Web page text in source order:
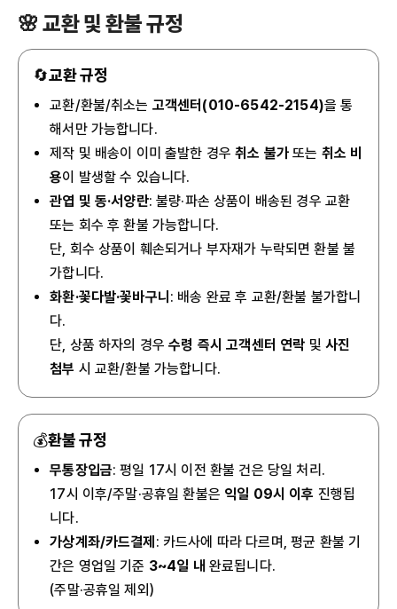
🌸 교환 및 환불 규정
🔄교환 규정
교환/환불/취소는 고객센터(010-6542-2154)을 통
해서만 가능합니다.
제작 및 배송이 이미 출발한 경우취소 불가 또는 취소 비
용이 발생할 수 있습니다.
관엽 및 동·서양란: 불량·파손 상품이 배송된 경우 교환
또는 회수 후 환불 가능합니다.
단, 회수 상품이 훼손되거나 부자재가 누락되면 환불 불
가합니다.
화환·꽃다발·꽃바구니 : 배송 완료 후 교환/환불 불가합니
다.
단, 상품 하자의 경우수령 즉시 고객센터 연락 및 사진
첨부 시 교환/환불 가능합니다.
💰환불 규정
무통장입금: 평일 17시 이전 환불 건은 당일 처리.
17시 이후/주말·공휴일 환불은 익일 09시 이후 진행됩
니다.
가상계좌/카드결제 : 카드사에 따라 다르며, 평균 환불 기
간은 영업일 기준 3~4일 내 완료됩니다.
(주말·공휴일 제외)